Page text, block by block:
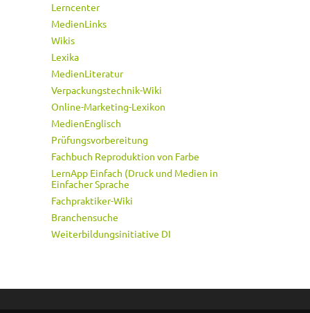
Lerncenter
MedienLinks
Wikis
Lexika
MedienLiteratur
Verpackungstechnik-Wiki
Online-Marketing-Lexikon
MedienEnglisch
Prüfungsvorbereitung
Fachbuch Reproduktion von Farbe
LernApp Einfach (Druck und Medien in
Einfacher Sprache
Fachpraktiker-Wiki
Branchensuche
Weiterbildungsinitiative DI